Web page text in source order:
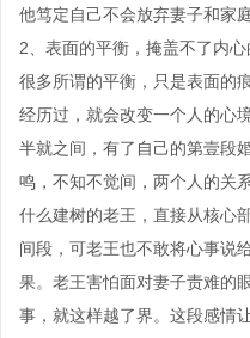
他笃定自己不会放弃妻子和家
2、表面的平衡，掩盖不了内心
很多所谓的平衡，只是表面的
经历过，就会改变一个人的心
半就之间，有了自己的第壹段
鸣，不知不觉间，两个人的关
什么建树的老王，直接从核心
间段，可老王也不敢将心事说
果。老王害怕面对妻子责难的
事，就这样越了界。这段感情